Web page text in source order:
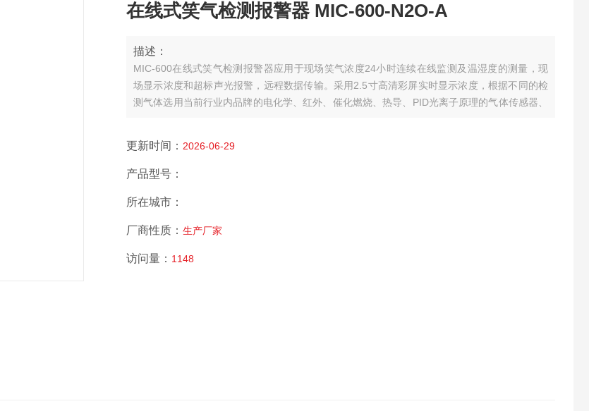
在线式笑气检测报警器 MIC-600-N2O-A
描述：
MIC-600在线式笑气检测报警器应用于现场笑气浓度24小时连续在线监测及温湿度的测量，现
场显示浓度和超标声光报警，远程数据传输。采用2.5寸高清彩屏实时显示浓度，根据不同的检
测气体选用当前行业内品牌的电化学、红外、催化燃烧、热导、PID光离子原理的气体传感器、
更新时间： 2026-06-29
产品型号：
所在城市：
厂商性质： 生产厂家
访问量： 1148